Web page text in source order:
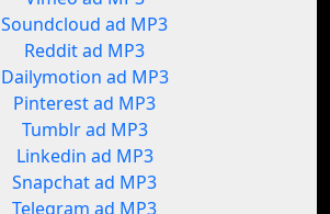
Soundcloud ad MP3
Reddit ad MP3
Dailymotion ad MP3
Pinterest ad MP3
Tumblr ad MP3
Linkedin ad MP3
Snapchat ad MP3
Telegram ad MP3